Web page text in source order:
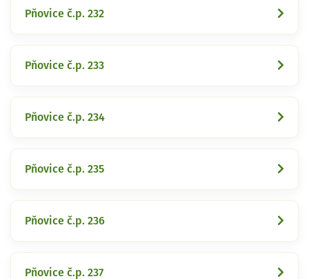
Pňovice č.p. 232
Pňovice č.p. 233
Pňovice č.p. 234
Pňovice č.p. 235
Pňovice č.p. 236
Pňovice č.p. 237